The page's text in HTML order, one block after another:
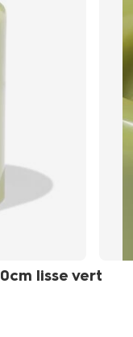
lisse vert